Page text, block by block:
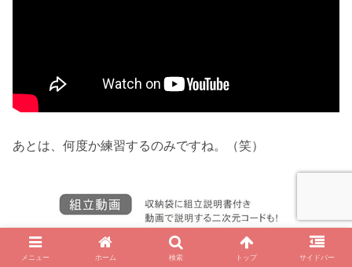
あとは、何度か練習するのみですね。（笑）
メニュー ホーム 検索 トップ サイドバー